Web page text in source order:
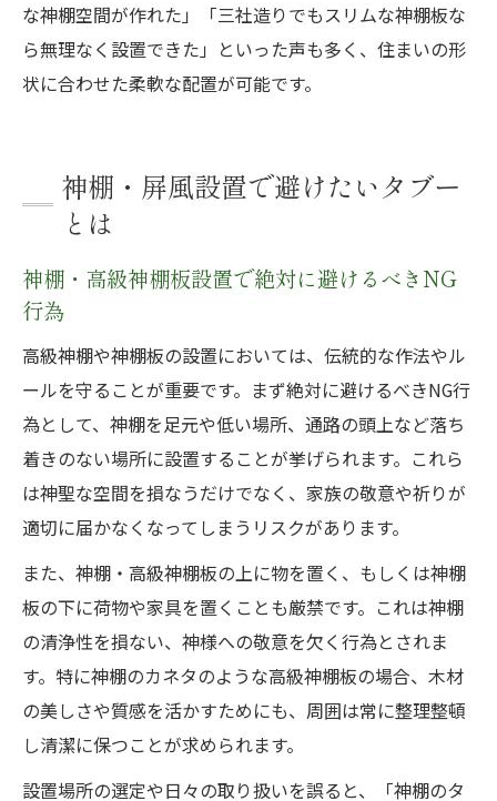
な神棚空間が作れた」「三社造りでもスリムな神棚板な
ら無理なく設置できた」といった声も多く、住まいの形
状に合わせた柔軟な配置が可能です。
神棚・屏風設置で避けたいタブー
とは
神棚・高級神棚板設置で絶対に避けるべきNG
行為
高級神棚や神棚板の設置においては、伝統的な作法やル
ールを守ることが重要です。まず絶対に避けるべきNG行
為として、神棚を足元や低い場所、通路の頭上など落ち
着きのない場所に設置することが挙げられます。これら
は神聖な空間を損なうだけでなく、家族の敬意や祈りが
適切に届かなくなってしまうリスクがあります。
また、神棚・高級神棚板の上に物を置く、もしくは神棚
板の下に荷物や家具を置くことも厳禁です。これは神棚
の清浄性を損ない、神様への敬意を欠く行為とされま
す。特に神棚のカネタのような高級神棚板の場合、木材
の美しさや質感を活かすためにも、周囲は常に整理整頓
し清潔に保つことが求められます。
設置場所の選定や日々の取り扱いを誤ると、「神棚のタ